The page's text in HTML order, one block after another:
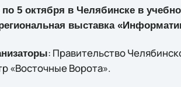
по 5 октября в Челябинске в
выставка
: Правительство
«Восточные Ворота».